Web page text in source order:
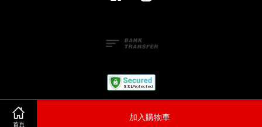
首頁
加入購物車